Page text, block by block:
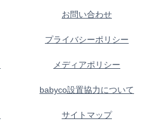
お問い合わせ
プライバシーポリシー
メディアポリシー
babyco設置協力について
サイトマップ